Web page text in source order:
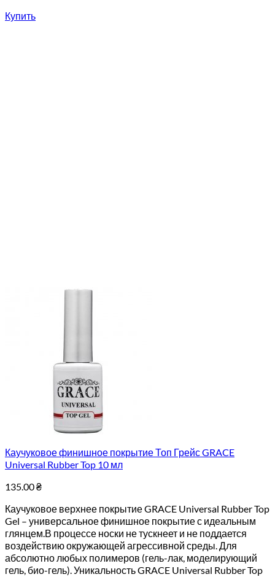
Купить
Каучуковое финишное покрытие Топ Грейс GRACE
Universal Rubber Top 10 мл
135.00₴
Каучуковое верхнее покрытие GRACE Universal Rubber Top
Gel – универсальное финишное покрытие с идеальным
глянцем.В процессе носки не тускнеет и не поддается
воздействию окружающей агрессивной среды. Для
абсолютно любых полимеров (гель-лак, моделирующий
гель, био-гель). Уникальность GRACE Universal Rubber Top